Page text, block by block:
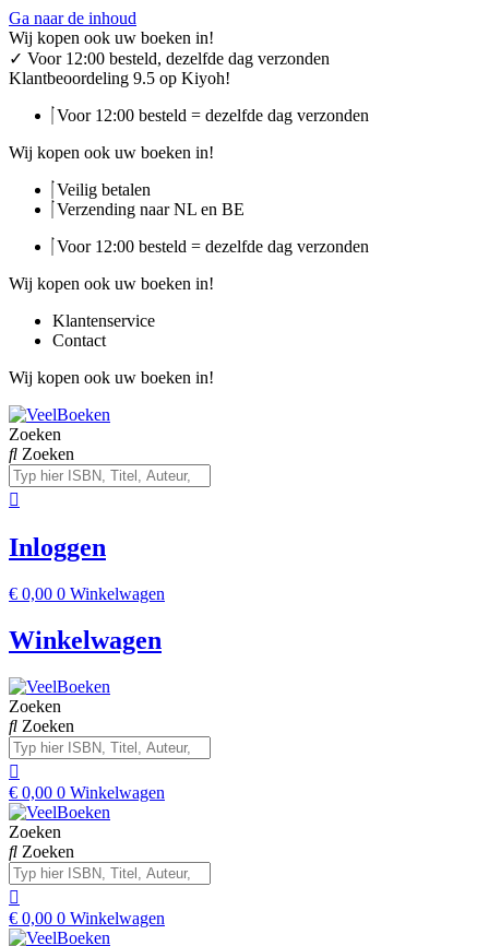
Ga naar de inhoud
Wij kopen ook uw boeken in!
✓ Voor 12:00 besteld, dezelfde dag verzonden
Klantbeoordeling 9.5 op Kiyoh!
Voor 12:00 besteld = dezelfde dag verzonden
Wij kopen ook uw boeken in!
Veilig betalen
Verzending naar NL en BE
Voor 12:00 besteld = dezelfde dag verzonden
Wij kopen ook uw boeken in!
Klantenservice
Contact
Wij kopen ook uw boeken in!
Zoeken
Zoeken
Inloggen
€ 0,00 0 Winkelwagen
Winkelwagen
Zoeken
Zoeken
€ 0,00 0 Winkelwagen
Zoeken
Zoeken
€ 0,00 0 Winkelwagen